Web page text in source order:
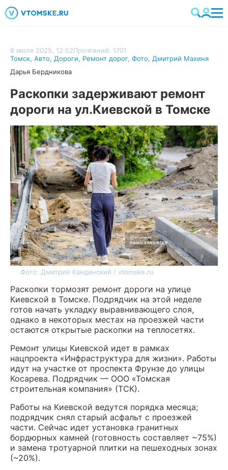
8 июля 2025, 12:52Прочтений: 1701
Томск, Авто, Дороги, Ремонт дорог, Фото, Дмитрий Махиня
Дарья Бердникова
Раскопки задерживают ремонт
дороги на ул.Киевской в Томске
Фото: Дмитрий Кандинский / vtomske.ru
Раскопки тормозят ремонт дороги на улице
Киевской в Томске. Подрядчик на этой неделе
готов начать укладку выравнивающего слоя,
однако в некоторых местах на проезжей части
остаются открытые раскопки на теплосетях.
Ремонт улицы Киевской идет в рамках
нацпроекта «Инфраструктура для жизни». Работы
идут на участке от проспекта Фрунзе до улицы
Косарева. Подрядчик — ООО «Томская
строительная компания» (ТСК).
Работы на Киевской ведутся порядка месяца;
подрядчик снял старый асфальт с проезжей
части. Сейчас идет установка гранитных
бордюрных камней (готовность составляет ~75%)
и замена тротуарной плитки на пешеходных зонах
(~20%).